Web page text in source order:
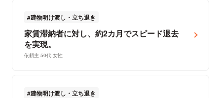
建物明け渡し・立ち退き
家賃滞納者に対し、約2カ月でスピード退去
を実現。
依頼主 50代 女性
建物明け渡し・立ち退き